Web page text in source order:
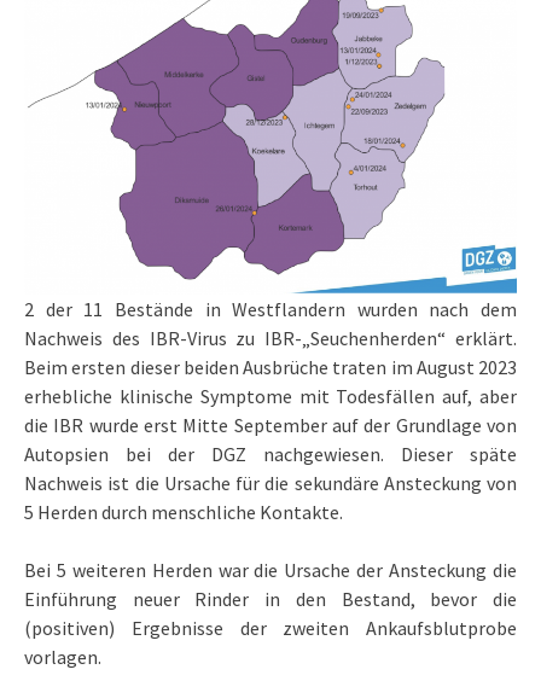
2 der 11 Bestände in Westflandern wurden nach dem
Nachweis des IBR-Virus zu IBR-„Seuchenherden“ erklärt.
Beim ersten dieser beiden Ausbrüche traten im August 2023
erhebliche klinische Symptome mit Todesfällen auf, aber
die IBR wurde erst Mitte September auf der Grundlage von
Autopsien bei der DGZ nachgewiesen. Dieser späte
Nachweis ist die Ursache für die sekundäre Ansteckung von
5 Herden durch menschliche Kontakte.
Bei 5 weiteren Herden war die Ursache der Ansteckung die
Einführung neuer Rinder in den Bestand, bevor die
(positiven) Ergebnisse der zweiten Ankaufsblutprobe
vorlagen.